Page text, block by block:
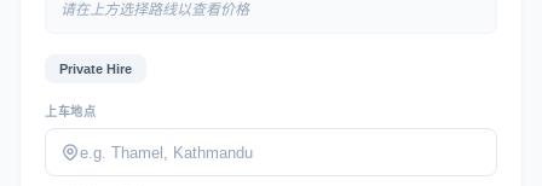
请在上方选择路线以查看价格
Private Hire
上车地点